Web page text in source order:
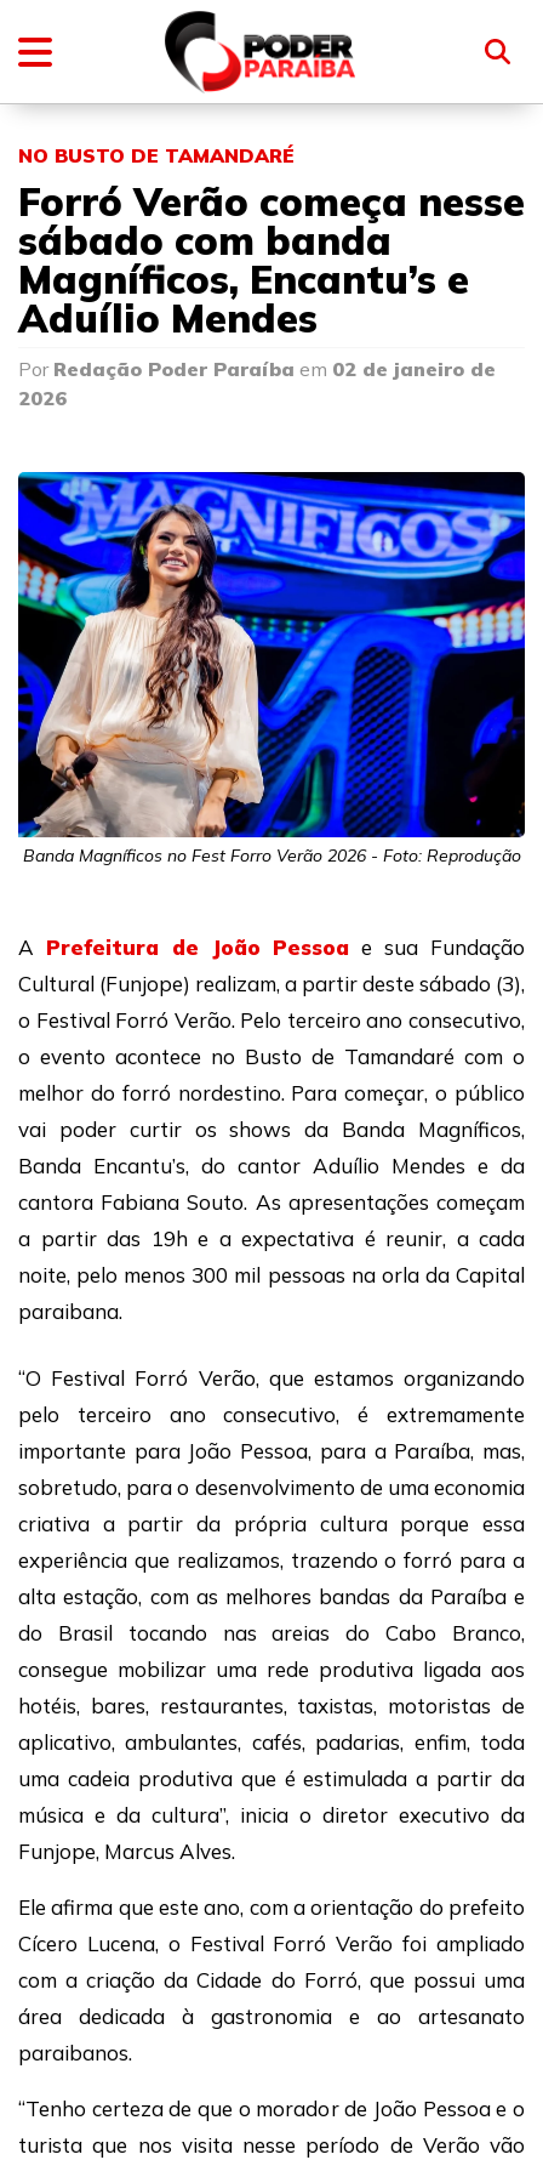
NO BUSTO DE TAMANDARÉ
Forró Verão começa nesse
sábado com banda
Magníficos, Encantu’s e
Aduílio Mendes
Por Redação Poder Paraíba em 02 de janeiro de
2026
Banda Magníficos no Fest Forro Verão 2026 - Foto: Reprodução
A Prefeitura de João Pessoa e sua Fundação
Cultural (Funjope) realizam, a partir deste sábado (3),
o Festival Forró Verão. Pelo terceiro ano consecutivo,
o evento acontece no Busto de Tamandaré com o
melhor do forró nordestino. Para começar, o público
vai poder curtir os shows da Banda Magníficos,
Banda Encantu’s, do cantor Aduílio Mendes e da
cantora Fabiana Souto. As apresentações começam
a partir das 19h e a expectativa é reunir, a cada
noite, pelo menos 300 mil pessoas na orla da Capital
paraibana.
“O Festival Forró Verão, que estamos organizando
pelo terceiro ano consecutivo, é extremamente
importante para João Pessoa, para a Paraíba, mas,
sobretudo, para o desenvolvimento de uma economia
criativa a partir da própria cultura porque essa
experiência que realizamos, trazendo o forró para a
alta estação, com as melhores bandas da Paraíba e
do Brasil tocando nas areias do Cabo Branco,
consegue mobilizar uma rede produtiva ligada aos
hotéis, bares, restaurantes, taxistas, motoristas de
aplicativo, ambulantes, cafés, padarias, enfim, toda
uma cadeia produtiva que é estimulada a partir da
música e da cultura”, inicia o diretor executivo da
Funjope, Marcus Alves.
Ele afirma que este ano, com a orientação do prefeito
Cícero Lucena, o Festival Forró Verão foi ampliado
com a criação da Cidade do Forró, que possui uma
área dedicada à gastronomia e ao artesanato
paraibanos.
“Tenho certeza de que o morador de João Pessoa e o
turista que nos visita nesse período de Verão vão